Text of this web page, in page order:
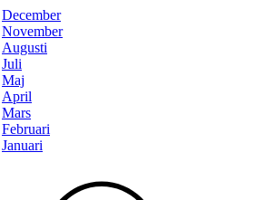
December
November
Augusti
Juli
Maj
April
Mars
Februari
Januari